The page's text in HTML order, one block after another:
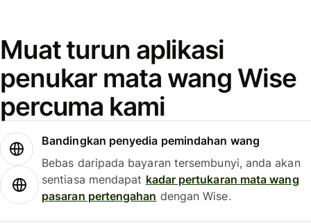
Muat turun aplikasi
penukar mata wang Wise
percuma kami
Bandingkan penyedia pemindahan wang
Bebas daripada bayaran tersembunyi, anda akan
sentiasa mendapat kadar pertukaran mata wang
pasaran pertengahan dengan Wise.